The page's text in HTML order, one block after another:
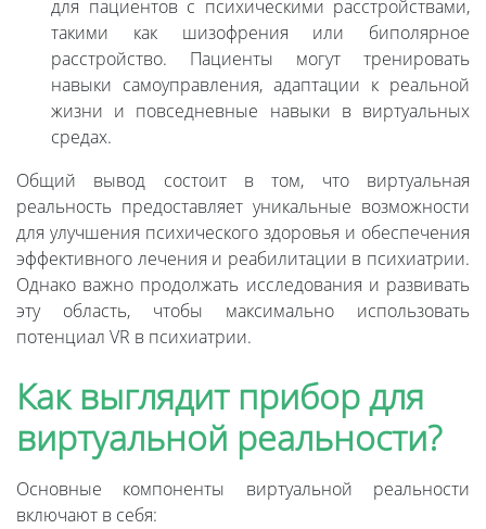
для пациентов с психическими расстройствами,
такими как шизофрения или биполярное
расстройство. Пациенты могут тренировать
навыки самоуправления, адаптации к реальной
жизни и повседневные навыки в виртуальных
средах.
Общий вывод состоит в том, что виртуальная
реальность предоставляет уникальные возможности
для улучшения психического здоровья и обеспечения
эффективного лечения и реабилитации в психиатрии.
Однако важно продолжать исследования и развивать
эту область, чтобы максимально использовать
потенциал VR в психиатрии.
Как выглядит прибор для
виртуальной реальности?
Основные компоненты виртуальной реальности
включают в себя: